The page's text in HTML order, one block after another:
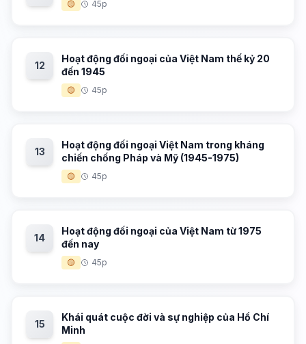
🟡 45p
12
Hoạt động đối ngoại của Việt Nam thế kỷ 20
đến 1945
🟡 45p
13
Hoạt động đối ngoại Việt Nam trong kháng
chiến chống Pháp và Mỹ (1945-1975)
🟡 45p
14
Hoạt động đối ngoại của Việt Nam từ 1975
đến nay
🟡 45p
15
Khái quát cuộc đời và sự nghiệp của Hồ Chí
Minh